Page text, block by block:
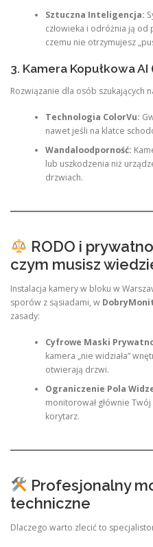
Sztuczna Inteligencja:
człowieka i odróżnia ją
czemu nie otrzymujesz
3. Kamera Kopułkowa
Rozwiązanie dla osób szukających
Technologia ColorVu:
nawet jeśli na klatce
Wandaloodporność:
lub uszkodzenia niż
drzwiach.
RODO i
czym musisz
Instalacja kamery w bloku w
sporów z sąsiadami, w
zasady:
Cyfrowe Maski
kamera „nie widziała”
otwierają drzwi.
Ograniczenie Pola
monitorował głównie
korytarz.
Profesjonalny
techniczne
Dlaczego warto zlecić to